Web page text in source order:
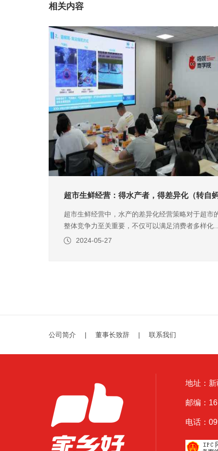
相关内容
超市生鲜经营：得水产者，得差异化（转自
超市生鲜经营中，水产的差异化经营策略对于超市
整体竞争力至关重要，不仅可以满足消费者多样化
求，又可以提升品牌形象、增强市场竞争力、提高
2024-05-27
公司简介 | 董事长致辞 | 联系我们
地址：
邮编：
电话：